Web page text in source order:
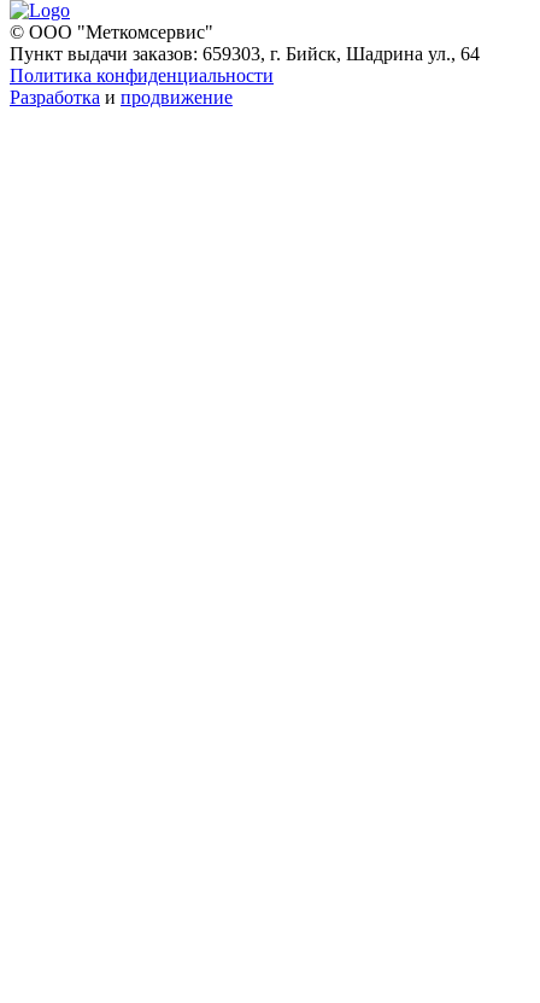
© ООО "Меткомсервис"
Пункт выдачи заказов: 659303, г. Бийск, Шадрина ул., 64
Политика конфиденциальности
Разработка и продвижение